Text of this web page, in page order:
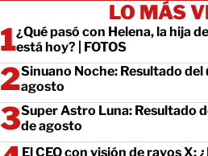
LO MÁS
¿Qué pasó con Helena, la hija
está hoy? | FOTOS
Sinuano Noche: Resultado
agosto
Super Astro Luna: Resultado
de agosto
El CEO con visión de rayos X: